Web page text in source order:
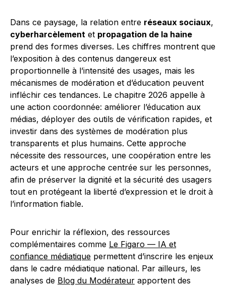
Dans ce paysage, la relation entre réseaux sociaux,
cyberharcèlement et propagation de la haine
prend des formes diverses. Les chiffres montrent que
l’exposition à des contenus dangereux est
proportionnelle à l’intensité des usages, mais les
mécanismes de modération et d’éducation peuvent
infléchir ces tendances. Le chapitre 2026 appelle à
une action coordonnée: améliorer l’éducation aux
médias, déployer des outils de vérification rapides, et
investir dans des systèmes de modération plus
transparents et plus humains. Cette approche
nécessite des ressources, une coopération entre les
acteurs et une approche centrée sur les personnes,
afin de préserver la dignité et la sécurité des usagers
tout en protégeant la liberté d’expression et le droit à
l’information fiable.
Pour enrichir la réflexion, des ressources
complémentaires comme Le Figaro — IA et
confiance médiatique permettent d’inscrire les enjeux
dans le cadre médiatique national. Par ailleurs, les
analyses de Blog du Modérateur apportent des